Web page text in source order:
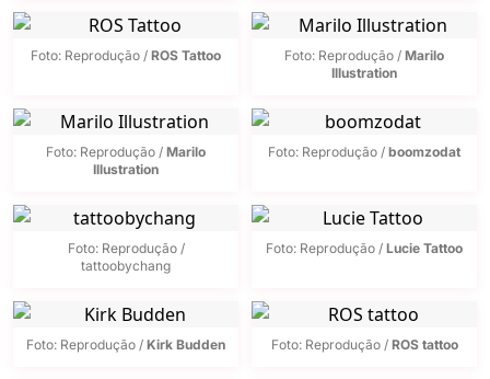
Foto: Reprodução / ROS Tattoo Foto: Reprodução / Marilo
Illustration
Foto: Reprodução / Marilo
Illustration
Foto: Reprodução / boomzodat
Foto: Reprodução /
tattoobychang
Foto: Reprodução / Lucie Tattoo
Foto: Reprodução / Kirk Budden Foto: Reprodução / ROS tattoo